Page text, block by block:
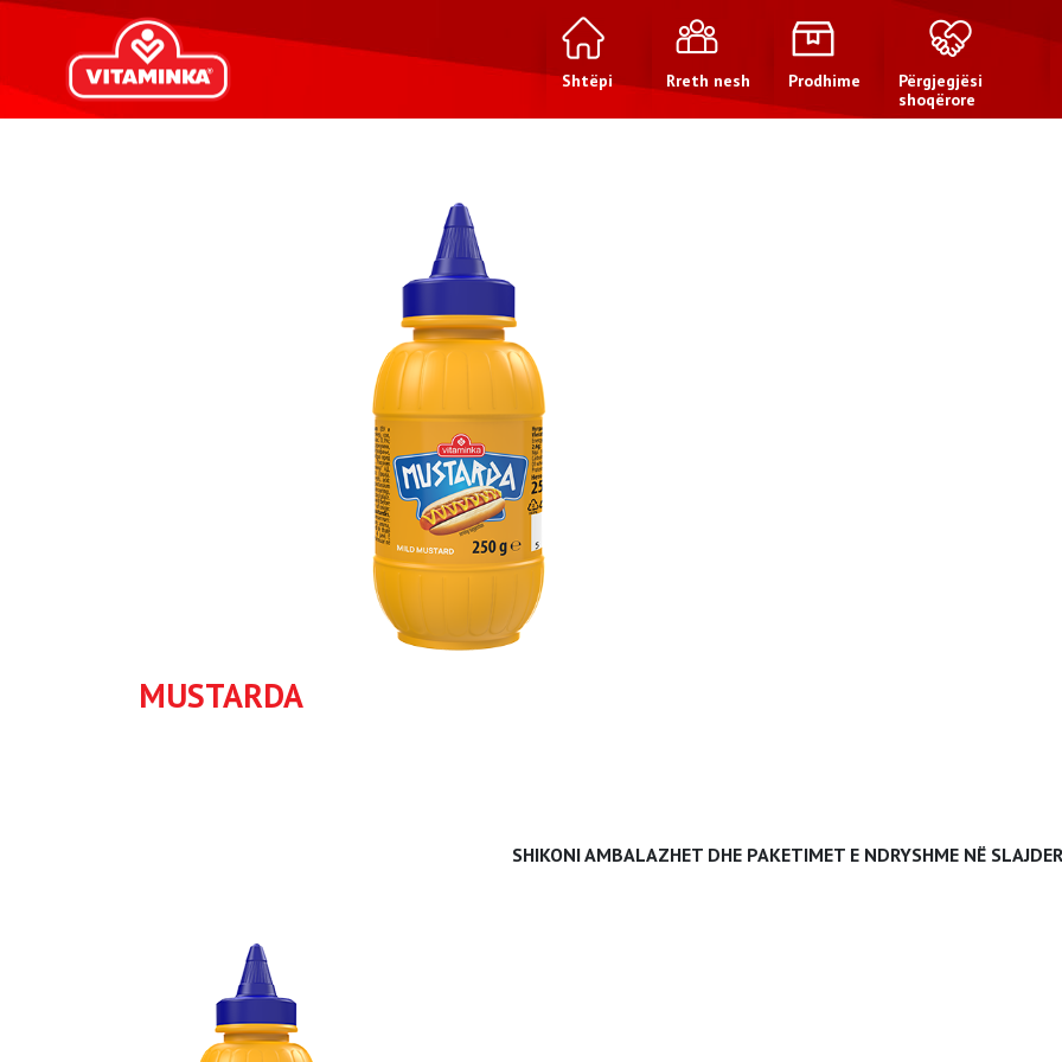
Shtëpi Rreth nesh Prodhime
Përgjegjësi
shoqërore
MUSTARDA
SHIKONI AMBALAZHET DHE PAKETIMET E NDRYSHME NË